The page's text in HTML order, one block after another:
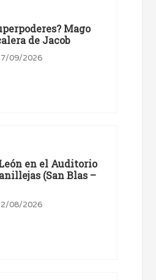
Mago
de Jacob
09/2026
en el Auditorio
(San Blas –
08/2026